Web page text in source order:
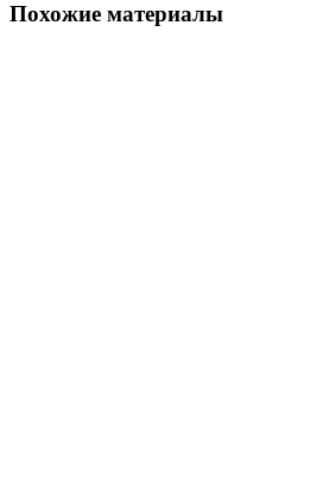
Похожие материалы